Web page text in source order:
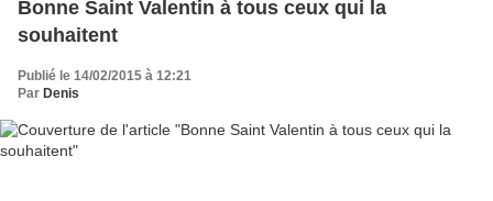
Bonne Saint Valentin à tous ceux qui la
souhaitent
Publié le 14/02/2015 à 12:21
Par Denis